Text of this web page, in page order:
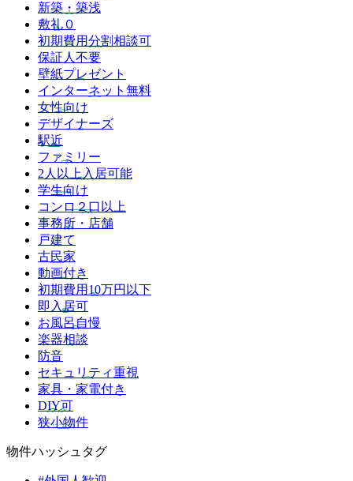
新築・築浅
敷礼０
初期費用分割相談可
保証人不要
壁紙プレゼント
インターネット無料
女性向け
デザイナーズ
駅近
ファミリー
2人以上入居可能
学生向け
コンロ２口以上
事務所・店舗
戸建て
古民家
動画付き
初期費用10万円以下
即入居可
お風呂自慢
楽器相談
防音
セキュリティ重視
家具・家電付き
DIY可
狭小物件
物件ハッシュタグ